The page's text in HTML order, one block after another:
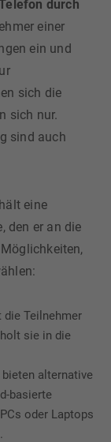
durch
einer
ein und
sich die
sich nur.
sind auch
eine
den er an die
die Teilnehmer
sie in die
alternative
basierte
oder Laptops